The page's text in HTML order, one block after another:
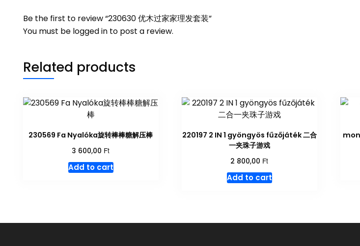
Be the first to review “230630 优木过家家理发套装”
You must be logged in to post a review.
Related products
230569 Fa Nyalóka旋转棒棒糖解压棒
3 600,00 Ft
Add to cart
220197 2 IN 1 gyöngyös fűzőjáték 二合
一夹珠子游戏
2 800,00 Ft
Add to cart